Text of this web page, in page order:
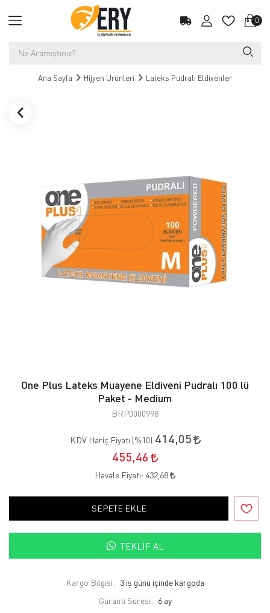
0
Ana Sayfa Hijyen Ürünleri Lateks Pudralı Eldivenler
One Plus Lateks Muayene Eldiveni Pudralı 100 lü
Paket - Medium
BRP0000998
KDV Hariç Fiyatı (%10):414,05
455,46
Havale Fiyatı: 432,68
SEPETE EKLE
TEKLIF AL
Kargo Bilgisi: 3 iş günü içinde kargoda
Garanti Süresi: 6 ay